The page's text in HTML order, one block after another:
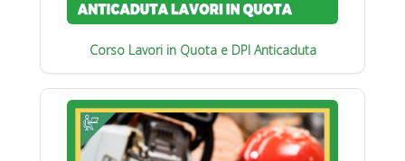
Corso Lavori in Quota e DPI Anticaduta